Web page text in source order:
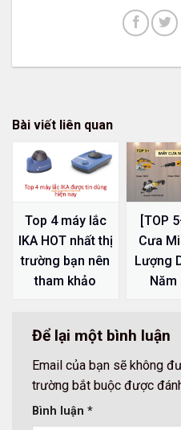
Bài viết liên quan
Top 4 máy lắc
IKA HOT nhất thị
trường bạn nên
tham khảo
[TOP
Cưa
Lượng
Năm
Để lại một bình luận
Email của bạn sẽ không
trường bắt buộc được
Bình luận *